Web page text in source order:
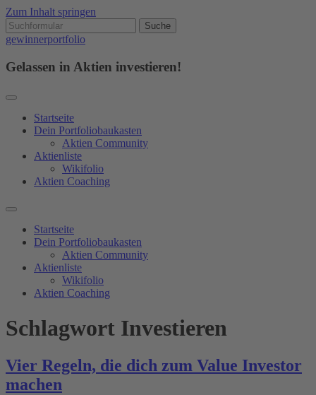
Zum Inhalt springen
gewinnerportfolio
Gelassen in Aktien investieren!
Startseite
Dein Portfoliobaukasten
Aktien Community
Aktienliste
Wikifolio
Aktien Coaching
Startseite
Dein Portfoliobaukasten
Aktien Community
Aktienliste
Wikifolio
Aktien Coaching
Schlagwort Investieren
Vier Regeln, die dich zum Value Investor
machen